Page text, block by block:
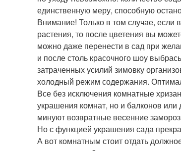
единственную меру, способную
Внимание! Только в том случае, если
растения, то после цветения вы
можно даже перенести в сад при
и после столь красочного шоу
затраченных усилий зимовку
холодный режим содержания.
Все без исключения комнатные
украшения комнат, но и балконов
минуют возвратные весенние
Но с функцией украшения сада
А вот комнатным стоит отдать